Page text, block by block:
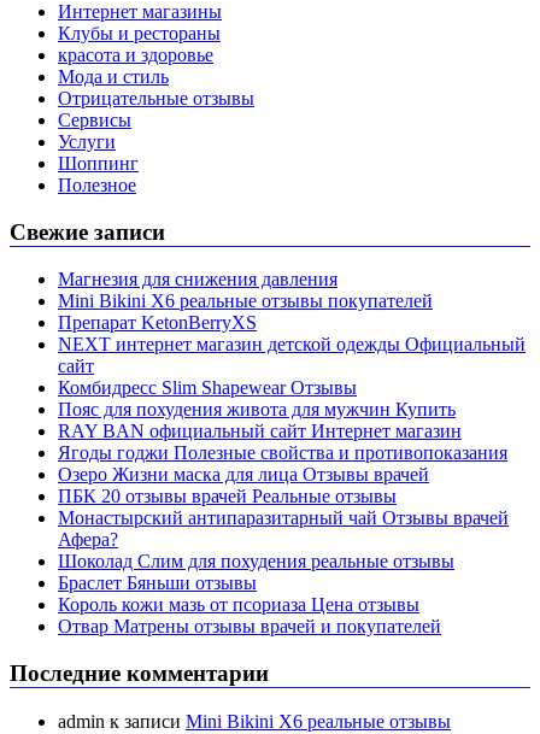
Интернет магазины
Клубы и рестораны
красота и здоровье
Мода и стиль
Отрицательные отзывы
Сервисы
Услуги
Шоппинг
Полезное
Свежие записи
Магнезия для снижения давления
Mini Bikini X6 реальные отзывы покупателей
Препарат KetonBerryХS
NEXT интернет магазин детской одежды Официальный
сайт
Комбидресс Slim Shapewear Отзывы
Пояс для похудения живота для мужчин Купить
RAY BAN официальный сайт Интернет магазин
Ягоды годжи Полезные свойства и противопоказания
Озеро Жизни маска для лица Отзывы врачей
ПБК 20 отзывы врачей Реальные отзывы
Монастырский антипаразитарный чай Отзывы врачей
Афера?
Шоколад Слим для похудения реальные отзывы
Браслет Бяньши отзывы
Король кожи мазь от псориаза Цена отзывы
Отвар Матрены отзывы врачей и покупателей
Последние комментарии
admin к записи Mini Bikini X6 реальные отзывы